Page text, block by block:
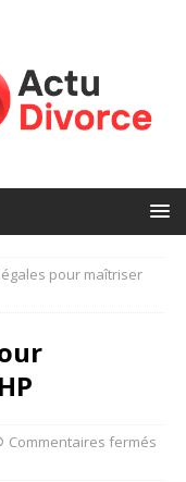
pour maîtriser
Commentaires fermés